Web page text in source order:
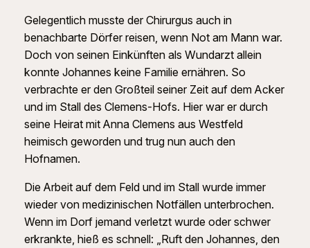
Gelegentlich musste der Chirurgus auch in
benachbarte Dörfer reisen, wenn Not am Mann war.
Doch von seinen Einkünften als Wundarzt allein
konnte Johannes keine Familie ernähren. So
verbrachte er den Großteil seiner Zeit auf dem Acker
und im Stall des Clemens-Hofs. Hier war er durch
seine Heirat mit Anna Clemens aus Westfeld
heimisch geworden und trug nun auch den
Hofnamen.
Die Arbeit auf dem Feld und im Stall wurde immer
wieder von medizinischen Notfällen unterbrochen.
Wenn im Dorf jemand verletzt wurde oder schwer
erkrankte, hieß es schnell: „Ruft den Johannes, den